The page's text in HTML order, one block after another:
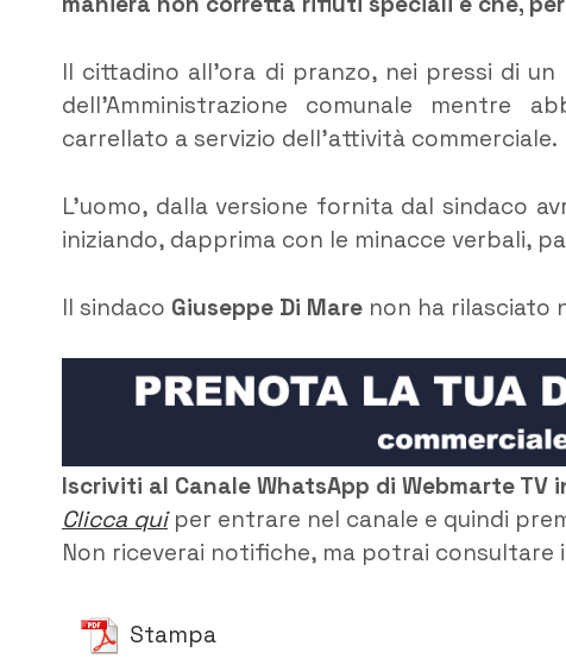
Il cittadino all’ora di pranzo, nei pressi di
dell’Amministrazione comunale mentre
carrellato a servizio dell’attività commerciale.
L’uomo, dalla versione fornita dal sindaco
iniziando, dapprima con le minacce verbali,
Il sindaco Giuseppe Di Mare non ha rilasciato
Iscriviti al Canale WhatsApp di Webmarte TV
Clicca quiper entrare nel canale e quindi
Non riceverai notifiche, ma potrai
Stampa